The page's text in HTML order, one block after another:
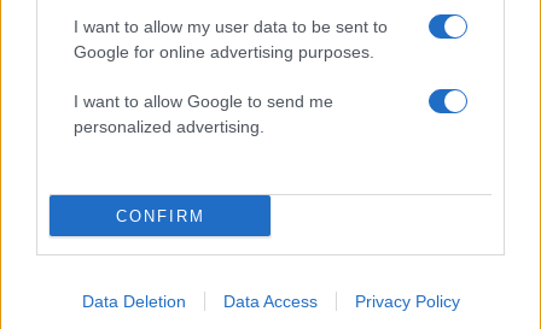
I want to allow my user data to be sent to
Google for online advertising purposes.
I want to allow Google to send me
personalized advertising.
CONFIRM
Data Deletion Data Access Privacy Policy
Κρανίου τόπος το Πόρτο Γερμενό μετά το
καταστροφικό πέρασμα της φωτιάς –
Ξεκίνησε η αυτοψία στα καμένα σπίτια
Οδηγός στη Μύκονο άρπαξε τσάντα
Hermès και Rolex αξίας 75.000 ευρώ από
Ουκρανό τουρίστα
άρθρα